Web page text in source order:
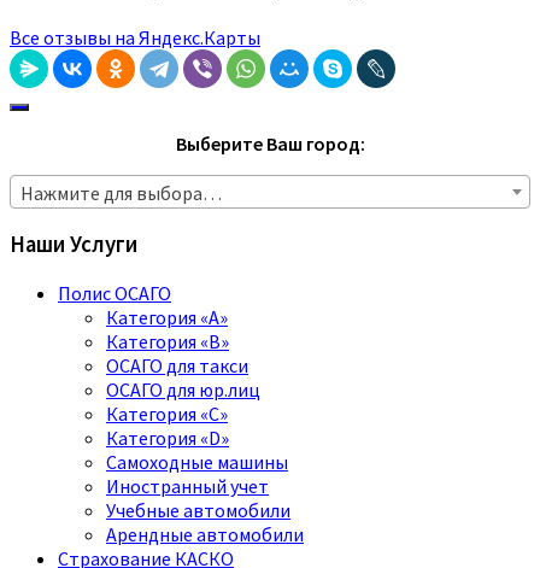
Все отзывы на Яндекс.Карты
Выберите Ваш город:
Нажмите для выбора…
Наши Услуги
Полис ОСАГО
Категория «A»
Категория «B»
ОСАГО для такси
ОСАГО для юр.лиц
Категория «C»
Категория «D»
Самоходные машины
Иностранный учет
Учебные автомобили
Арендные автомобили
Страхование КАСКО